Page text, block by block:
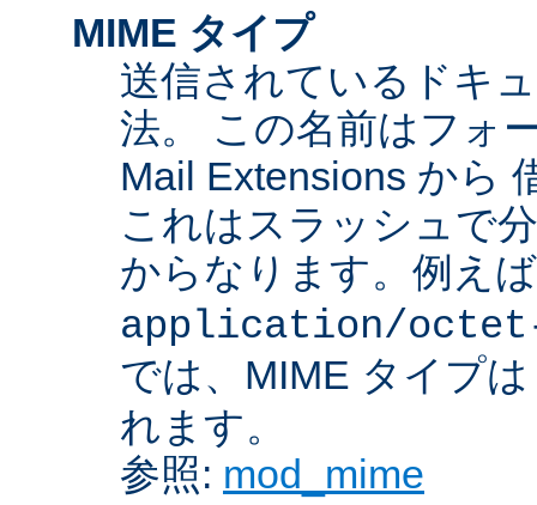
MIME タイプ
送信されているドキ
法。 この名前はフォ
Mail Extensions から
これはスラッシュで
からなります。例え
application/
では、MIME タイプ
れます。
参照: mod_mime